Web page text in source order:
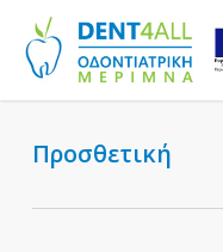
main
content
Προσθετική